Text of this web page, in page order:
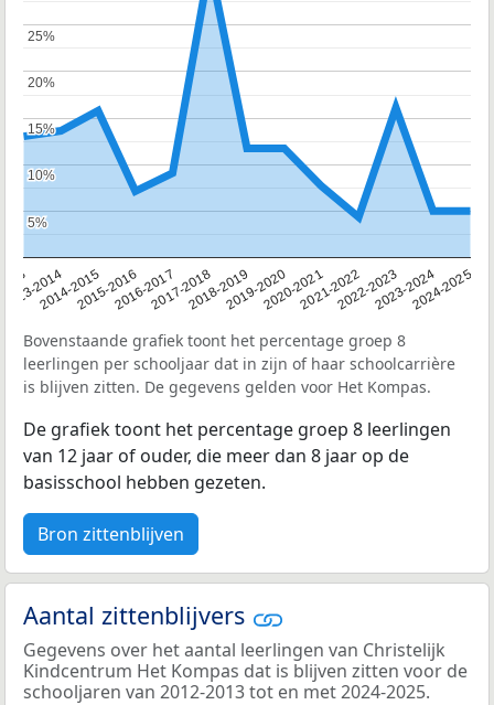
2013-20142014-20152015-20162016-20172017-20182018-20192019-20202020-20212021-20222022-20232023-20242024-2025
5%
5%
10%
10%
15%
15%
20%
20%
25%
25%
Bovenstaande grafiek toont het percentage groep 8
leerlingen per schooljaar dat in zijn of haar schoolcarrière
is blijven zitten. De gegevens gelden voor Het Kompas.
De grafiek toont het percentage groep 8 leerlingen
van 12 jaar of ouder, die meer dan 8 jaar op de
basisschool hebben gezeten.
Bron zittenblijven
Aantal zittenblijvers
Gegevens over het aantal leerlingen van Christelijk
Kindcentrum Het Kompas dat is blijven zitten voor de
schooljaren van 2012-2013 tot en met 2024-2025.